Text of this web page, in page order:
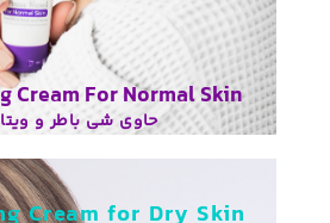
Cream For Normal Skin
حاوی شی باطر و
Wizard
Cream for Dry Skin